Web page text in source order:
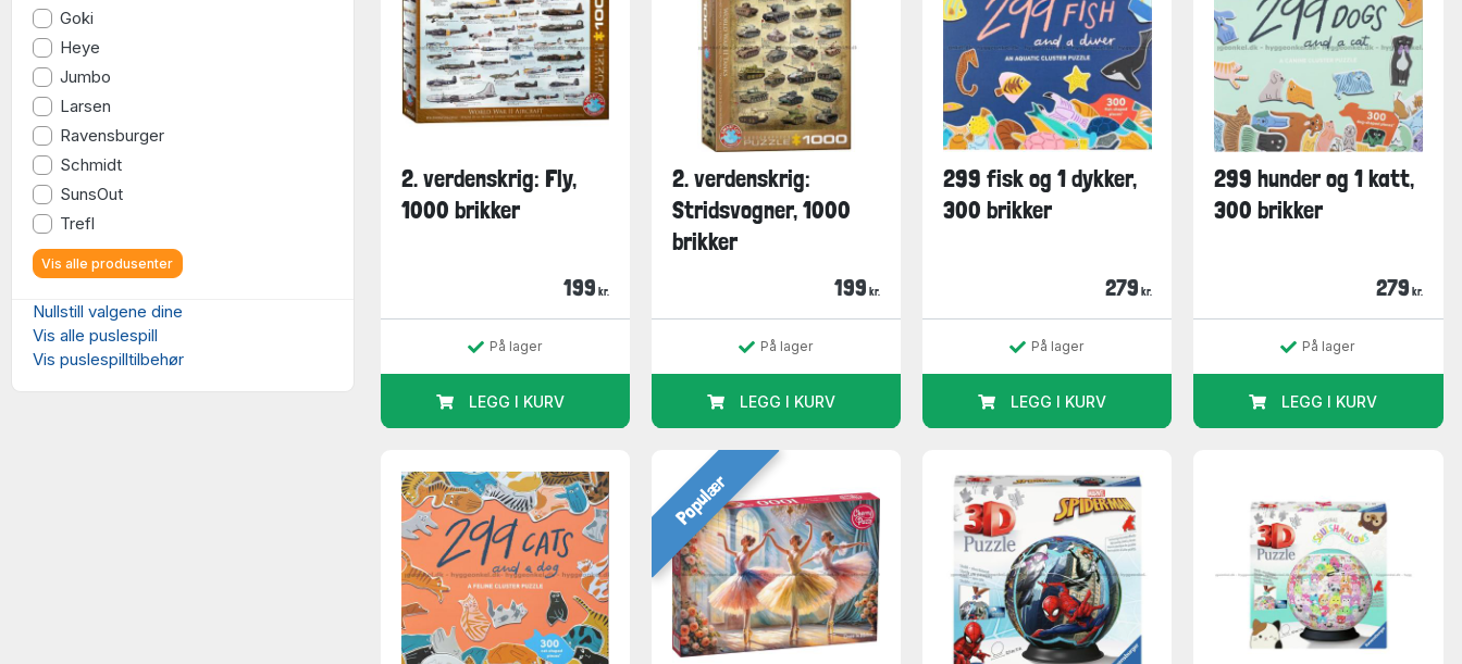
Goki
Heye
Jumbo
Larsen
Ravensburger
Schmidt
SunsOut
Trefl
Vis alle produsenter
Nullstill valgene dine
Vis alle puslespill
Vis puslespilltilbehør
2. verdenskrig: Fly,
1000 brikker
199 kr.
På lager
LEGG I KURV
2. verdenskrig:
Stridsvogner, 1000
brikker
199 kr.
På lager
LEGG I KURV
299 fisk og 1 dykker,
300 brikker
279 kr.
På lager
LEGG I KURV
299 hunder og 1 katt,
300 brikker
279 kr.
På lager
LEGG I KURV
Populær